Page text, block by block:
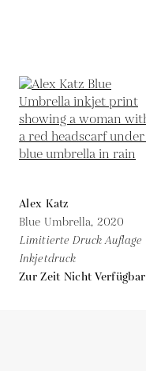
Alex Katz
Blue Umbrella, 2020
Limitierte Druck Auflage
Inkjetdruck
Zur Zeit Nicht Verfügbar